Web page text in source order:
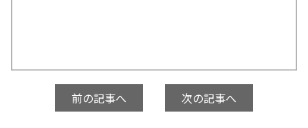
前の記事へ 次の記事へ